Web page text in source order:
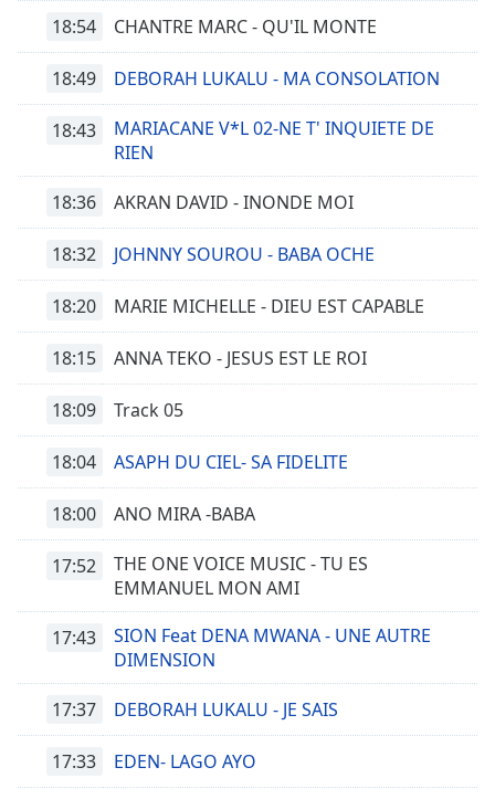
Remaining
Chapters
Chapters
descriptions
off,
selected
subtitles
settings,
opens
subtitles
settings
subtitles
off,
Picture-
18:54 CHANTRE MARC - QU'IL MONTE
18:49 DEBORAH LUKALU - MA CONSOLATION
18:43
MARIACANE V*L 02-NE T' INQUIETE DE
RIEN
18:36 AKRAN DAVID - INONDE MOI
18:32 JOHNNY SOUROU - BABA OCHE
18:20 MARIE MICHELLE - DIEU EST CAPABLE
18:15 ANNA TEKO - JESUS EST LE ROI
18:09 Track 05
18:04 ASAPH DU CIEL- SA FIDELITE
18:00 ANO MIRA -BABA
17:52
THE ONE VOICE MUSIC - TU ES
EMMANUEL MON AMI
17:43
SION Feat DENA MWANA - UNE AUTRE
DIMENSION
17:37 DEBORAH LUKALU - JE SAIS
17:33 EDEN- LAGO AYO